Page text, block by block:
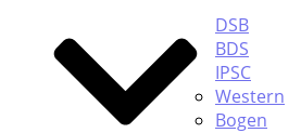
DSB
BDS
IPSC
Western
Bogen